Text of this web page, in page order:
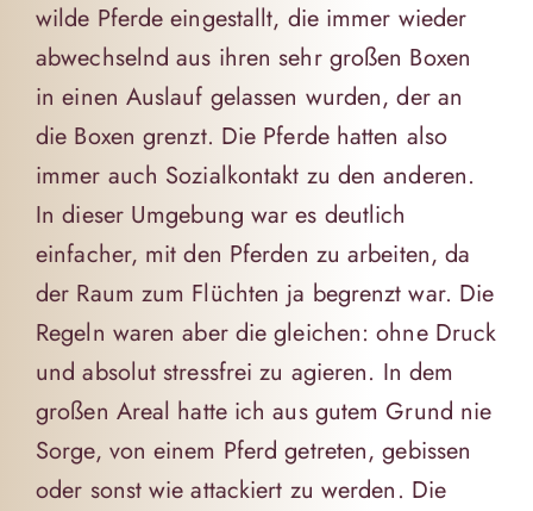
wilde Pferde eingestallt, die immer wieder
abwechselnd aus ihren sehr großen Boxen
in einen Auslauf gelassen wurden, der an
die Boxen grenzt. Die Pferde hatten also
immer auch Sozialkontakt zu den anderen.
In dieser Umgebung war es deutlich
einfacher, mit den Pferden zu arbeiten, da
der Raum zum Flüchten ja begrenzt war. Die
Regeln waren aber die gleichen: ohne Druck
und absolut stressfrei zu agieren. In dem
großen Areal hatte ich aus gutem Grund nie
Sorge, von einem Pferd getreten, gebissen
oder sonst wie attackiert zu werden. Die